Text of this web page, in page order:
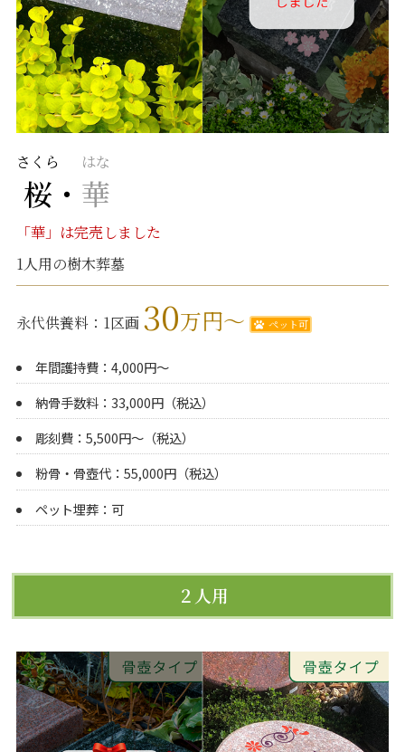
桜
さくら
・ 華
はな
「華」は完売しました
1人用の樹木葬墓
永代供養料：1区画 30万円～ ペット可
年間護持費：4,000円～
納骨手数料：33,000円（税込）
彫刻費：5,500円～（税込）
粉骨・骨壺代：55,000円（税込）
ペット埋葬：可
２人用